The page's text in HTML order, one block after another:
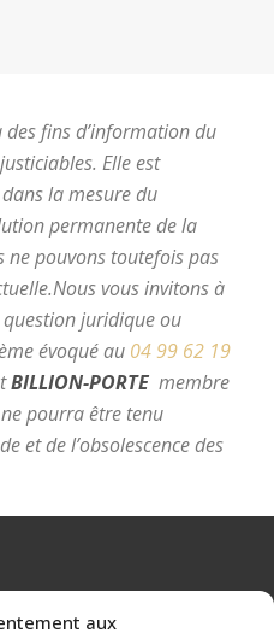
aux
des fins d’information du
Elle est
la mesure du
permanente de la
ne pouvons toutefois pas
Nous vous invitons à
juridique ou
évoqué au 04 99 62 19
BILLION-PORTE membre
pourra être tenu
et de l’obsolescence des